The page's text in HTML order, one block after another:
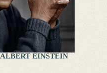
ALBERT EINSTEIN